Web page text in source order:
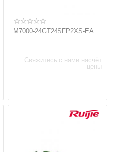
M7000-24GT24SFP2XS-EA
Свяжитесь с нами насчёт
цены